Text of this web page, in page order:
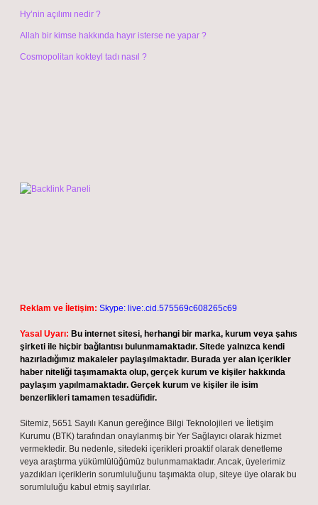
Hy’nin açılımı nedir ?
Allah bir kimse hakkında hayır isterse ne yapar ?
Cosmopolitan kokteyl tadı nasıl ?
Reklam ve İletişim: Skype: live:.cid.575569c608265c69
Yasal Uyarı: Bu internet sitesi, herhangi bir marka, kurum veya şahıs
şirketi ile hiçbir bağlantısı bulunmamaktadır. Sitede yalnızca kendi
hazırladığımız makaleler paylaşılmaktadır. Burada yer alan içerikler
haber niteliği taşımamakta olup, gerçek kurum ve kişiler hakkında
paylaşım yapılmamaktadır. Gerçek kurum ve kişiler ile isim
benzerlikleri tamamen tesadüfidir.
Sitemiz, 5651 Sayılı Kanun gereğince Bilgi Teknolojileri ve İletişim
Kurumu (BTK) tarafından onaylanmış bir Yer Sağlayıcı olarak hizmet
vermektedir. Bu nedenle, sitedeki içerikleri proaktif olarak denetleme
veya araştırma yükümlülüğümüz bulunmamaktadır. Ancak, üyelerimiz
yazdıkları içeriklerin sorumluluğunu taşımakta olup, siteye üye olarak bu
sorumluluğu kabul etmiş sayılırlar.